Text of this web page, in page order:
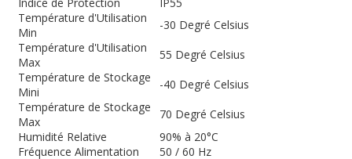
Température d'Utilisation
Min
-30 Degré Celsius
Température d'Utilisation
Max
55 Degré Celsius
Température de Stockage
Mini
-40 Degré Celsius
Température de Stockage
Max
70 Degré Celsius
Humidité Relative
90% à 20°C
Fréquence Alimentation
50 / 60 Hz